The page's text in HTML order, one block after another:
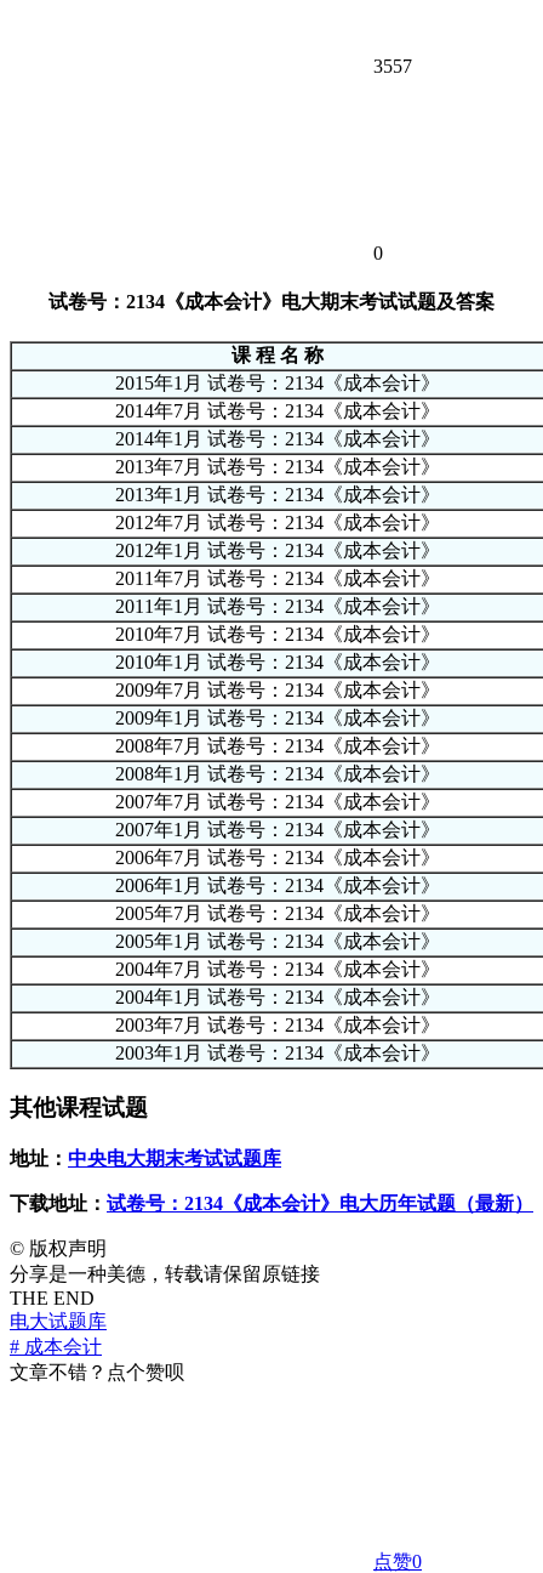
3557
0
试卷号：2134《成本会计》电大期末考试试题及答案
课 程 名 称
2015年1月 试卷号：2134《成本会计》
2014年7月 试卷号：2134《成本会计》
2014年1月 试卷号：2134《成本会计》
2013年7月 试卷号：2134《成本会计》
2013年1月 试卷号：2134《成本会计》
2012年7月 试卷号：2134《成本会计》
2012年1月 试卷号：2134《成本会计》
2011年7月 试卷号：2134《成本会计》
2011年1月 试卷号：2134《成本会计》
2010年7月 试卷号：2134《成本会计》
2010年1月 试卷号：2134《成本会计》
2009年7月 试卷号：2134《成本会计》
2009年1月 试卷号：2134《成本会计》
2008年7月 试卷号：2134《成本会计》
2008年1月 试卷号：2134《成本会计》
2007年7月 试卷号：2134《成本会计》
2007年1月 试卷号：2134《成本会计》
2006年7月 试卷号：2134《成本会计》
2006年1月 试卷号：2134《成本会计》
2005年7月 试卷号：2134《成本会计》
2005年1月 试卷号：2134《成本会计》
2004年7月 试卷号：2134《成本会计》
2004年1月 试卷号：2134《成本会计》
2003年7月 试卷号：2134《成本会计》
2003年1月 试卷号：2134《成本会计》
其他课程试题
地址： 中央电大期末考试试题库
下载地址： 试卷号：2134《成本会计》电大历年试题（最新）
© 版权声明
分享是一种美德，转载请保留原链接
THE END
电大试题库
# 成本会计
文章不错？点个赞呗
点赞0